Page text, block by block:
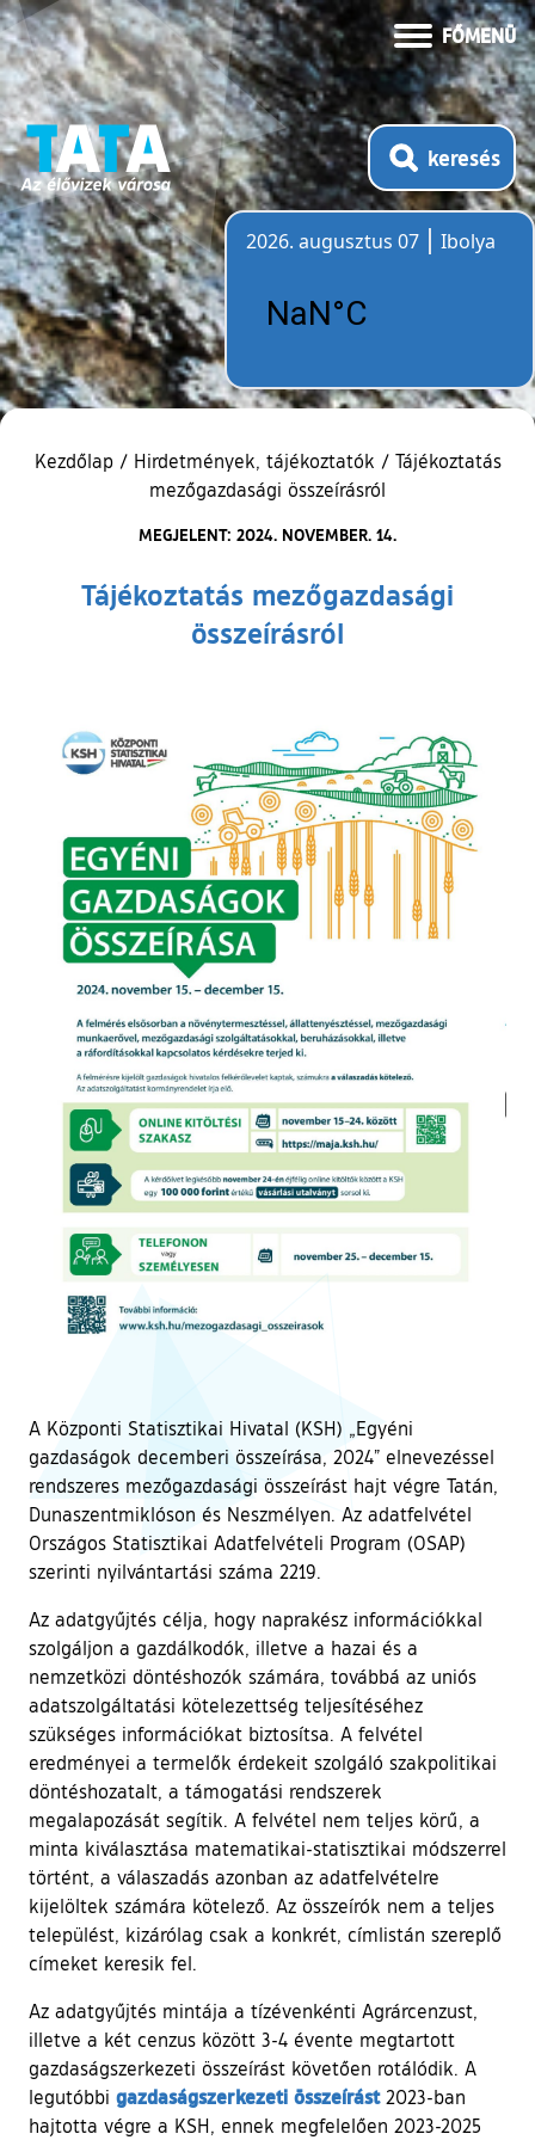
FŐMENÜ
keresés
2026. augusztus 07
Ibolya
Kezdőlap / Hirdetmények, tájékoztatók / Tájékoztatás
mezőgazdasági összeírásról
MEGJELENT: 2024. NOVEMBER. 14.
Tájékoztatás mezőgazdasági
összeírásról
A Központi Statisztikai Hivatal (KSH) „Egyéni
gazdaságok decemberi összeírása, 2024” elnevezéssel
rendszeres mezőgazdasági összeírást hajt végre Tatán,
Dunaszentmiklóson és Neszmélyen. Az adatfelvétel
Országos Statisztikai Adatfelvételi Program (OSAP)
szerinti nyilvántartási száma 2219.
Az adatgyűjtés célja, hogy naprakész információkkal
szolgáljon a gazdálkodók, illetve a hazai és a
nemzetközi döntéshozók számára, továbbá az uniós
adatszolgáltatási kötelezettség teljesítéséhez
szükséges információkat biztosítsa. A felvétel
eredményei a termelők érdekeit szolgáló szakpolitikai
döntéshozatalt, a támogatási rendszerek
megalapozását segítik. A felvétel nem teljes körű, a
minta kiválasztása matematikai-statisztikai módszerrel
történt, a válaszadás azonban az adatfelvételre
kijelöltek számára kötelező. Az összeírók nem a teljes
települést, kizárólag csak a konkrét, címlistán szereplő
címeket keresik fel.
Az adatgyűjtés mintája a tízévenkénti Agrárcenzust,
illetve a két cenzus között 3-4 évente megtartott
gazdaságszerkezeti összeírást követően rotálódik. A
legutóbbi gazdaságszerkezeti összeírást(külső hivatkozás)
2023-ban
hajtotta végre a KSH, ennek megfelelően 2023-2025